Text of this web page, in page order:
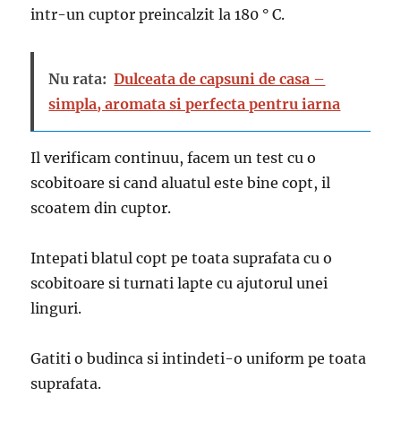
intr-un cuptor preincalzit la 180 ° C.
Nu rata: Dulceata de capsuni de casa –
simpla, aromata si perfecta pentru iarna
Il verificam continuu, facem un test cu o
scobitoare si cand aluatul este bine copt, il
scoatem din cuptor.
Intepati blatul copt pe toata suprafata cu o
scobitoare si turnati lapte cu ajutorul unei
linguri.
Gatiti o budinca si intindeti-o uniform pe toata
suprafata.